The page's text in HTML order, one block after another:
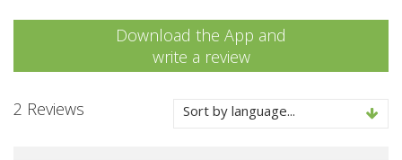
Download the App and
write a review
2 Reviews Sort by language...